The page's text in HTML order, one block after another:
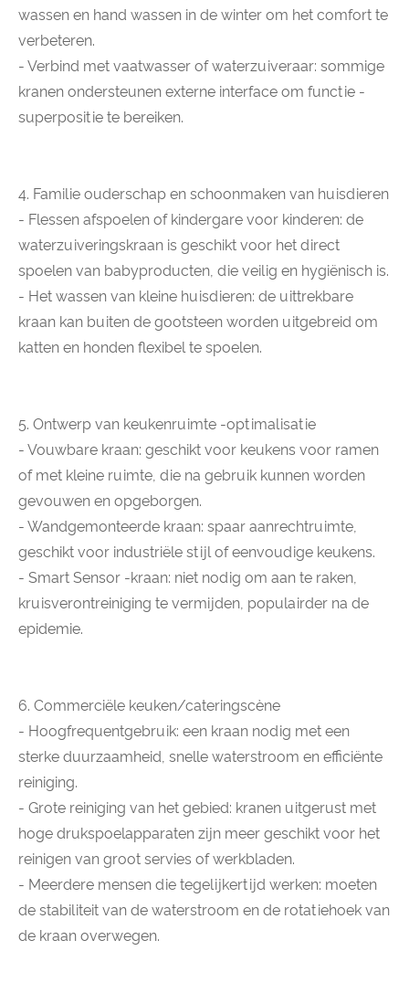
wassen en hand wassen in de winter om het comfort te
verbeteren.
- Verbind met vaatwasser of waterzuiveraar: sommige
kranen ondersteunen externe interface om functie -
superpositie te bereiken.
4. Familie ouderschap en schoonmaken van huisdieren
- Flessen afspoelen of kindergare voor kinderen: de
waterzuiveringskraan is geschikt voor het direct
spoelen van babyproducten, die veilig en hygiënisch is.
- Het wassen van kleine huisdieren: de uittrekbare
kraan kan buiten de gootsteen worden uitgebreid om
katten en honden flexibel te spoelen.
5. Ontwerp van keukenruimte -optimalisatie
- Vouwbare kraan: geschikt voor keukens voor ramen
of met kleine ruimte, die na gebruik kunnen worden
gevouwen en opgeborgen.
- Wandgemonteerde kraan: spaar aanrechtruimte,
geschikt voor industriële stijl of eenvoudige keukens.
- Smart Sensor -kraan: niet nodig om aan te raken,
kruisverontreiniging te vermijden, populairder na de
epidemie.
6. Commerciële keuken/cateringscène
- Hoogfrequentgebruik: een kraan nodig met een
sterke duurzaamheid, snelle waterstroom en efficiënte
reiniging.
- Grote reiniging van het gebied: kranen uitgerust met
hoge drukspoelapparaten zijn meer geschikt voor het
reinigen van groot servies of werkbladen.
- Meerdere mensen die tegelijkertijd werken: moeten
de stabiliteit van de waterstroom en de rotatiehoek van
de kraan overwegen.